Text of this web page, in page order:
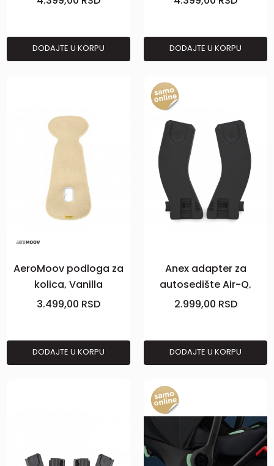
DODAJTE U KORPU DODAJTE U KORPU
AeroMoov podloga za
kolica, Vanilla
3.499,00 RSD
DODAJTE U KORPU
Anex adapter za
autosedište Air-Q,
black
2.999,00 RSD
DODAJTE U KORPU